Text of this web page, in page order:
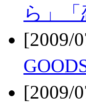
ら」
[2009/
[2009/